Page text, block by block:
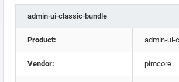
admin-ui-classic-bundle
Product: admin-ui-
Vendor: pimcore